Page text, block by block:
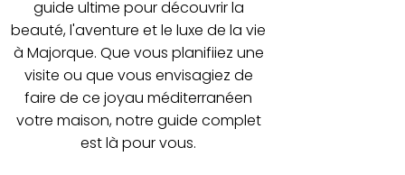
guide ultime pour découvrir la
beauté, l'aventure et le luxe de la vie
à Majorque. Que vous planifiiez une
visite ou que vous envisagiez de
faire de ce joyau méditerranéen
votre maison, notre guide complet
est là pour vous.